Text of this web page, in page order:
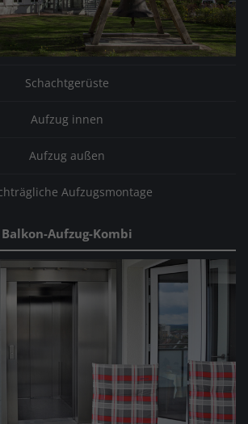
Schachtgerüste
Aufzug innen
Aufzug außen
Aufzugsmontage
Balkon-Aufzug-Kombi